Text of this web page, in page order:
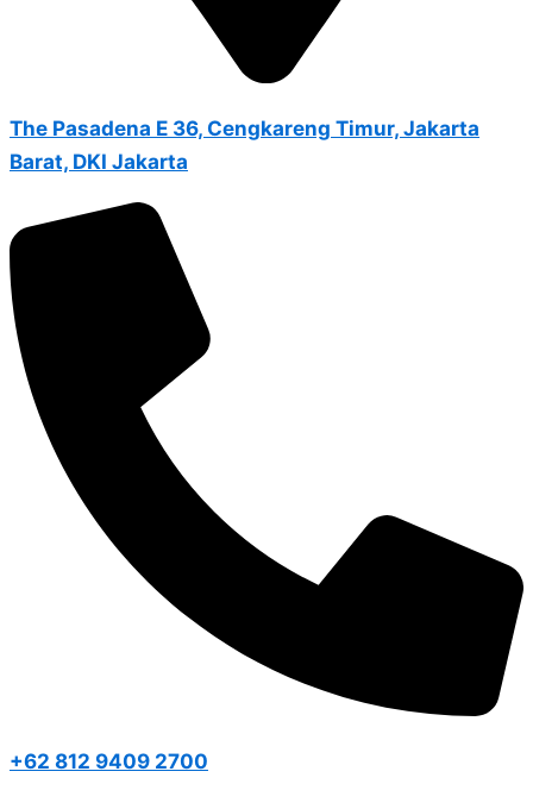
The Pasadena E 36, Cengkareng Timur, Jakarta
Barat, DKI Jakarta
+62 812 9409 2700